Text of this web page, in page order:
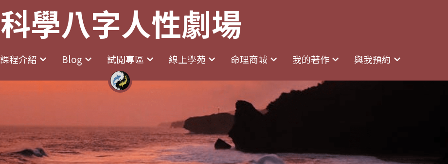
科學八字人性劇場
課程介紹 Blog 試閱專區 線上學苑 命理商城 我的著作 與我預約
科學八字人性劇場
課程介紹 Blog 試閱專區 線上學苑 命理商城 我的著作 與我預約